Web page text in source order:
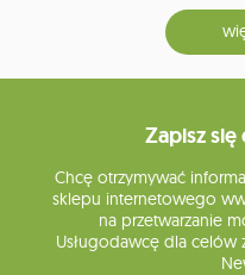
Zapisz
Chcę otrzymywać
sklepu internetowego
na przetwarzanie
Usługodawcę dla celów